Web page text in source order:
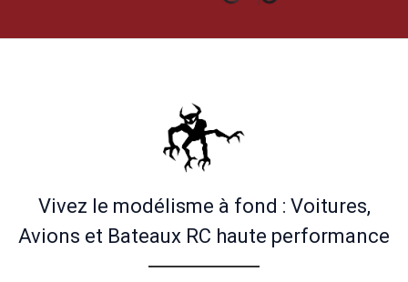
Vivez le modélisme à fond : Voitures,
Avions et Bateaux RC haute performance